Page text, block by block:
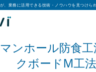
、業務に活用できる技術・ノウハウを見つけら
ンホール防食工
クボードM工法